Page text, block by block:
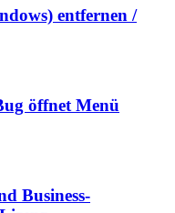
entfernen /
öffnet Menü
Business-